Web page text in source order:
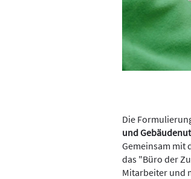
Die
und
Gemeinsam mit
das "Büro der
Mitarbeiter und